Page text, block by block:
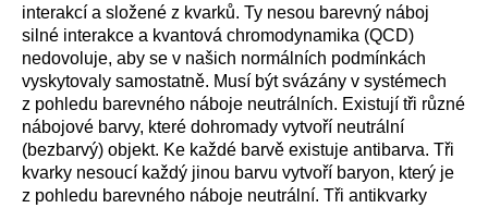
interakcí a složené z kvarků. Ty nesou barevný náboj
silné interakce a kvantová chromodynamika (QCD)
nedovoluje, aby se v našich normálních podmínkách
vyskytovaly samostatně. Musí být svázány v systémech
z pohledu barevného náboje neutrálních. Existují tři různé
nábojové barvy, které dohromady vytvoří neutrální
(bezbarvý) objekt. Ke každé barvě existuje antibarva. Tři
kvarky nesoucí každý jinou barvu vytvoří baryon, který je
z pohledu barevného náboje neutrální. Tři antikvarky